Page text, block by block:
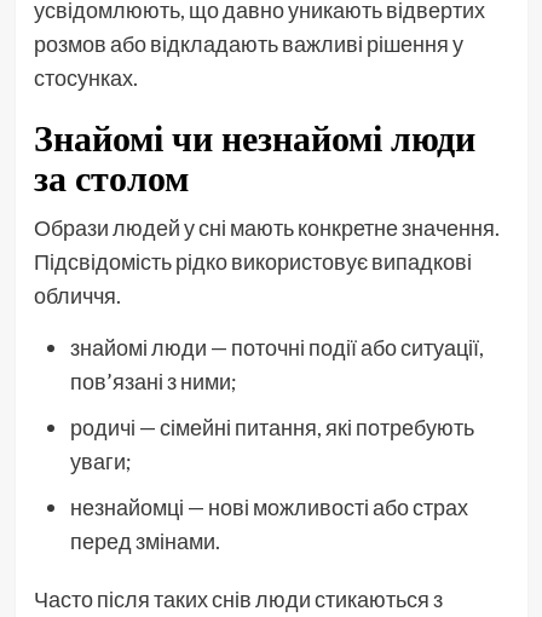
усвідомлюють, що давно уникають відвертих
розмов або відкладають важливі рішення у
стосунках.
Знайомі чи незнайомі люди
за столом
Образи людей у сні мають конкретне значення.
Підсвідомість рідко використовує випадкові
обличчя.
знайомі люди — поточні події або ситуації,
пов’язані з ними;
родичі — сімейні питання, які потребують
уваги;
незнайомці — нові можливості або страх
перед змінами.
Часто після таких снів люди стикаються з